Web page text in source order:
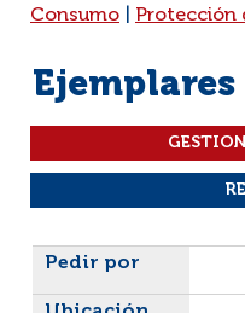
Consumo
Protección
Ejemplares
Liste des exemplaires